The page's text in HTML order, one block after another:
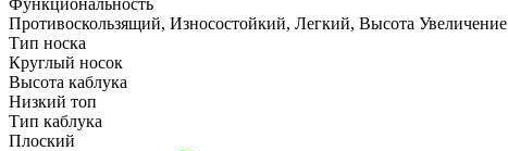
Функциональность
Противоскользящий, Износостойкий, Легкий, Высота Увеличение
Тип носка
Круглый носок
Высота каблука
Низкий топ
Тип каблука
Плоский